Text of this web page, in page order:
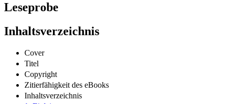
Leseprobe
Inhaltsverzeichnis
Cover
Titel
Copyright
Zitierfähigkeit des eBooks
Inhaltsverzeichnis